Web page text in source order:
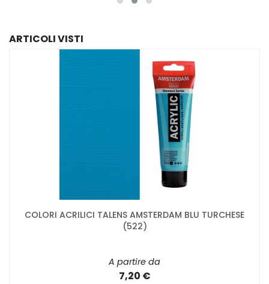
ARTICOLI VISTI
COLORI ACRILICI TALENS AMSTERDAM BLU TURCHESE
(522)
A partire da
7,20 €